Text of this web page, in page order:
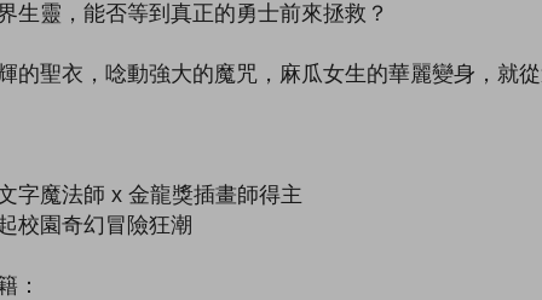
生靈，能否等到真正的勇士前來拯救？
的聖衣，唸動強大的魔咒，麻瓜女生的華麗變身，就
字魔法師 x 金龍獎插畫師得主
校園奇幻冒險狂潮
：